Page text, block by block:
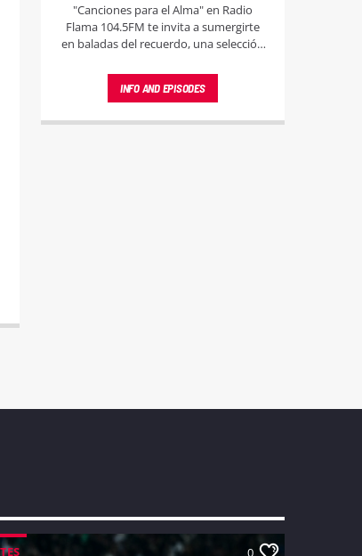
"Canciones para el Alma" en Radio
Flama 104.5FM te invita a sumergirte
en baladas del recuerdo, una selección
que desean revivir momentos mágicos
a través de las melodías que marcaron
INFO AND EPISODES
0